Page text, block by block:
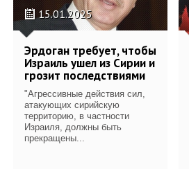
15.01.2025
Эрдоган требует, чтобы
Израиль ушел из Сирии и
грозит последствиями
"Агрессивные действия сил,
атакующих сирийскую
территорию, в частности
Израиля, должны быть
прекращены...